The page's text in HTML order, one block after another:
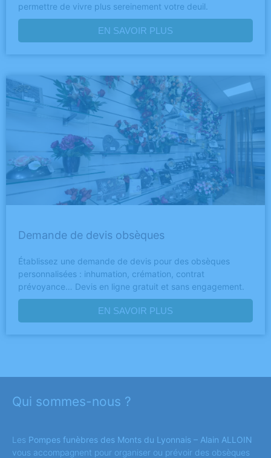
permettre de vivre plus sereinement votre deuil.
EN SAVOIR PLUS
Demande de devis obsèques
Établissez une demande de devis pour des obsèques
personnalisées : inhumation, crémation, contrat
prévoyance… Devis en ligne gratuit et sans engagement.
EN SAVOIR PLUS
Qui sommes-nous ?
Les Pompes funèbres des Monts du Lyonnais – Alain ALLOIN
vous accompagnent pour organiser ou prévoir des obsèques